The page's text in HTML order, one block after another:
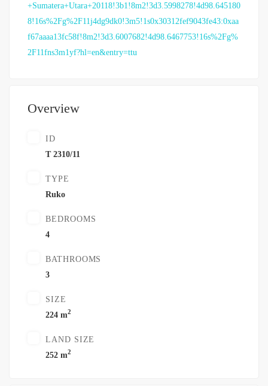
+Sumatera+Utara+20118!3b1!8m2!3d3.5998278!4d98.645180
8!16s%2Fg%2F11j4dg9dk0!3m5!1s0x30312fef9043fe43:0xaa
f67aaaa13fc58f!8m2!3d3.6007682!4d98.6467753!16s%2Fg%
2F11fns3m1yf?hl=en&entry=ttu
Overview
ID
T 2310/11
TYPE
Ruko
BEDROOMS
4
BATHROOMS
3
SIZE
224 m2
LAND SIZE
252 m2